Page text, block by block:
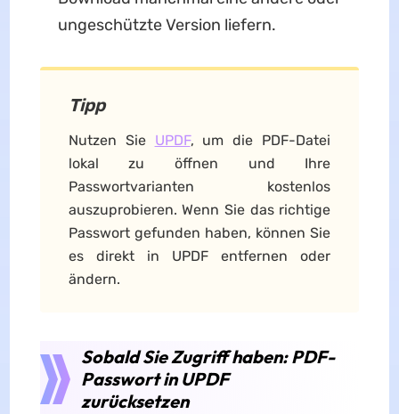
ungeschützte Version liefern.
Tipp
Nutzen Sie UPDF, um die PDF-Datei
lokal zu öffnen und Ihre
Passwortvarianten kostenlos
auszuprobieren. Wenn Sie das richtige
Passwort gefunden haben, können Sie
es direkt in UPDF entfernen oder
ändern.
Sobald Sie Zugriff haben: PDF-
Passwort in UPDF
zurücksetzen